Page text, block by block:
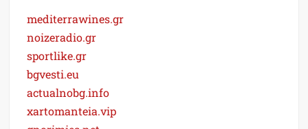
mediterrawines.gr
noizeradio.gr
sportlike.gr
bgvesti.eu
actualnobg.info
xartomanteia.vip